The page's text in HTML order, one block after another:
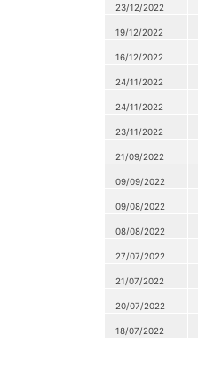
23/12/2022
19/12/2022
16/12/2022
24/11/2022
24/11/2022
23/11/2022
21/09/2022
09/09/2022
09/08/2022
08/08/2022
27/07/2022
21/07/2022
20/07/2022
18/07/2022